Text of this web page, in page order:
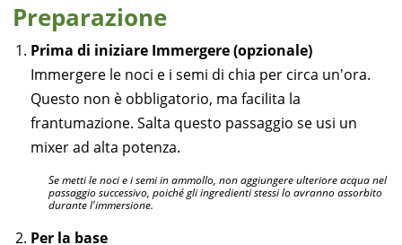
Preparazione
Prima di iniziare Immergere (opzionale)
Immergere le noci e i semi di chia per circa un'ora.
Questo non è obbligatorio, ma facilita la
frantumazione. Salta questo passaggio se usi un
mixer ad alta potenza.
Se metti le noci e i semi in ammollo, non aggiungere ulteriore acqua nel
passaggio successivo, poiché gli ingredienti stessi lo avranno assorbito
durante l'immersione.
Per la base